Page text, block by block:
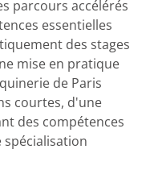
parcours accélérés
essentielles
des stages
mise en pratique
de Paris
courtes, d'une
des compétences